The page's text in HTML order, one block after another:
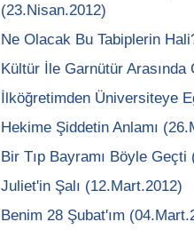
(23.Nisan.2012)
Ne Olacak Bu Tabiplerin
Kültür İle Garnütür
İlköğretimden Üniversiteye
Hekime Şiddetin Anlamı
Bir Tıp Bayramı Böyle
Juliet'in Şalı (12.Mart.2012)
Benim 28 Şubat'ım